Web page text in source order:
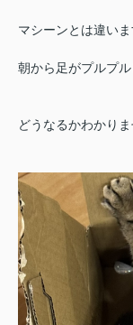
マシーンとは違いま
朝から足がプルプル
どうなるかわかり